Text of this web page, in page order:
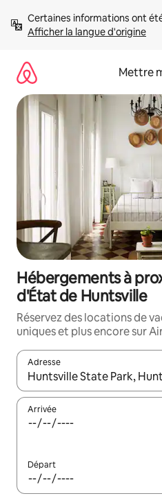
directement
Afficher la langue d'origine
Mettre
Hébergements à
d'État de Huntsville
Réservez des locations de
uniques et plus encore sur
Adresse
Lorsque les résultats
Arrivée
Départ